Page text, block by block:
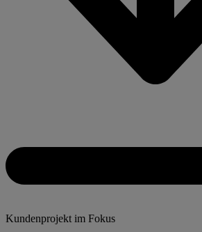
Kundenprojekt im Fokus